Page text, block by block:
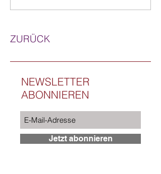
ZURÜCK
NEWSLETTER
ABONNIEREN
Jetzt abonnieren